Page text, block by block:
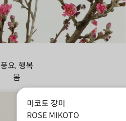
풍요, 행복
봄
미코토 장미
ROSE MIKOTO